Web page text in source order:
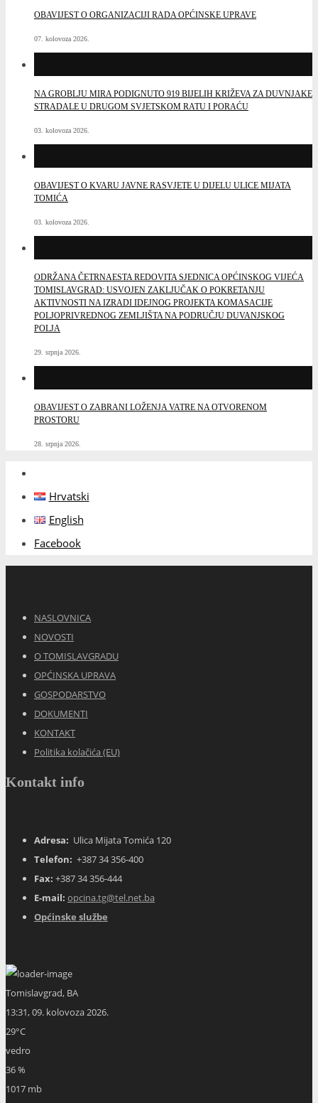
OBAVIJEST O ORGANIZACIJI RADA OPĆINSKE UPRAVE
07. kolovoza 2026.
NA GROBLJU MIRA PODIGNUTO 919 BIJELIH KRIŽEVA ZA DUVNJAKE
STRADALE U DRUGOM SVJETSKOM RATU I PORAĆU
03. kolovoza 2026.
OBAVIJEST O KVARU JAVNE RASVJETE U DIJELU ULICE MIJATA
TOMIĆA
03. kolovoza 2026.
ODRŽANA ČETRNAESTA REDOVITA SJEDNICA OPĆINSKOG VIJEĆA
TOMISLAVGRAD: USVOJEN ZAKLJUČAK O POKRETANJU
AKTIVNOSTI NA IZRADI IDEJNOG PROJEKTA KOMASACIJE
POLJOPRIVREDNOG ZEMLJIŠTA NA PODRUČJU DUVANJSKOG
POLJA
29. srpnja 2026.
OBAVIJEST O ZABRANI LOŽENJA VATRE NA OTVORENOM
PROSTORU
28. srpnja 2026.
Hrvatski
English
Facebook
NASLOVNICA
NOVOSTI
O TOMISLAVGRADU
OPĆINSKA UPRAVA
GOSPODARSTVO
DOKUMENTI
KONTAKT
Politika kolačića (EU)
Kontakt info
Adresa: Ulica Mijata Tomića 120
Telefon: +387 34 356-400
Fax: +387 34 356-444
E-mail: opcina.tg@tel.net.ba
Općinske službe
Tomislavgrad, BA
13:31,09. kolovoza 2026.
29°C
vedro
36 %
1017 mb